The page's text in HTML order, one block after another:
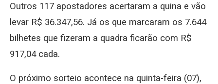
Outros 117 apostadores acertaram a quina e vão
levar R$ 36.347,56. Já os que marcaram os 7.644
bilhetes que fizeram a quadra ficarão com R$
917,04 cada.
O próximo sorteio acontece na quinta-feira (07),